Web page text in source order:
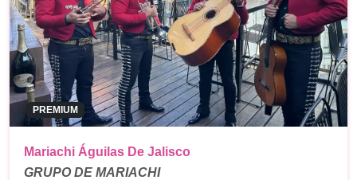
PREMIUM
Mariachi Águilas De Jalisco
GRUPO DE MARIACHI